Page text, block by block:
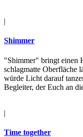
|
Shimmer
"Shimmer" bringt einen
schlagmatte Oberfläche
würde Licht darauf
Begleiter, der Euch an
|
Time together